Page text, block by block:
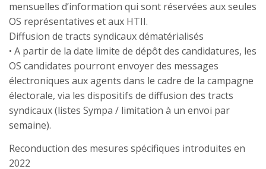
mensuelles d’information qui sont réservées aux seules
OS représentatives et aux HTII.
Diffusion de tracts syndicaux dématérialisés
• A partir de la date limite de dépôt des candidatures, les
OS candidates pourront envoyer des messages
électroniques aux agents dans le cadre de la campagne
électorale, via les dispositifs de diffusion des tracts
syndicaux (listes Sympa / limitation à un envoi par
semaine).
Reconduction des mesures spécifiques introduites en
2022